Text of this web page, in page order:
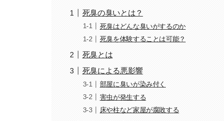
死臭の臭いとは？
死臭はどんな臭いがするのか
死臭を体験することは可能？
死臭とは
死臭による悪影響
部屋に臭いが染み付く
害虫が発生する
床や柱など家屋が腐敗する